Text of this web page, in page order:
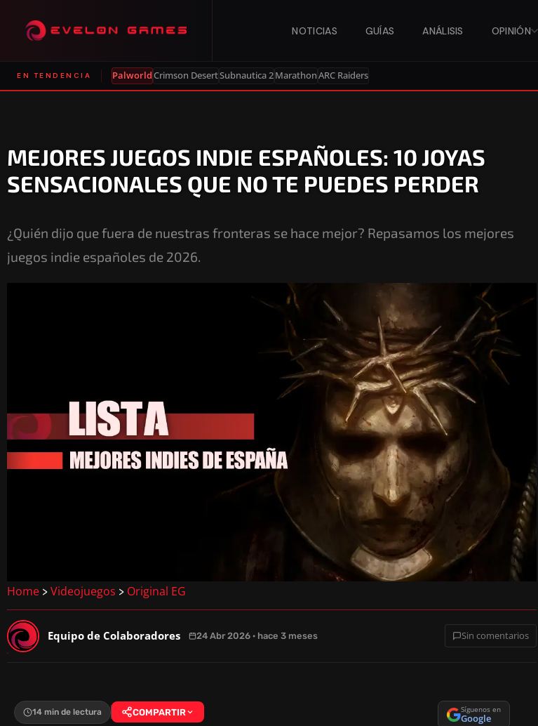
NOTICIAS GUÍAS ANÁLISIS OPINIÓN
EN TENDENCIA PalworldCrimson DesertSubnautica 2MarathonARC Raiders
MEJORES JUEGOS INDIE ESPAÑOLES: 10 JOYAS
SENSACIONALES QUE NO TE PUEDES PERDER
¿Quién dijo que fuera de nuestras fronteras se hace mejor? Repasamos los mejores
juegos indie españoles de 2026.
Home > Videojuegos > Original EG
Equipo de Colaboradores 24 Abr 2026 · hace 3 meses Sin comentarios
14 min de lectura COMPARTIR Síguenos en
Google